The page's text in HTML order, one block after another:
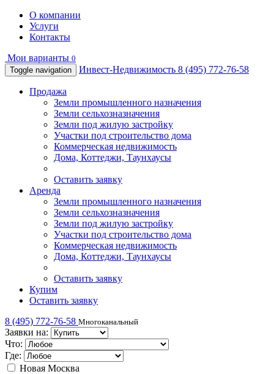
О компании
Услуги
Контакты
Мои варианты 0
Toggle navigation
Инвест-Недвижимость 8 (495) 772-76-58
Продажа
Земли промышленного назначения
Земли сельхозназначения
Земли под жилую застройку
Участки под строительство дома
Коммерческая недвижимость
Дома, Коттеджи, Таунхаусы
Оставить заявку
Аренда
Земли промышленного назначения
Земли сельхозназначения
Земли под жилую застройку
Участки под строительство дома
Коммерческая недвижимость
Дома, Коттеджи, Таунхаусы
Оставить заявку
Купим
Оставить заявку
8 (495) 772-76-58 Многоканальный
Заявки на:
Что:
Где:
Новая Москва